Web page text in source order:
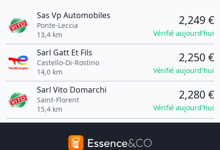
Sas Vp Automobiles
Ponte-Leccia
13,4 km
2,249 €
Vérifié aujourd'hui
Sarl Gatt Et Fils
Castello-Di-Rostino
14,0 km
2,250 €
Vérifié aujourd'hui
Sarl Vito Domarchi
Saint-Florent
15,4 km
2,280 €
Vérifié aujourd'hui